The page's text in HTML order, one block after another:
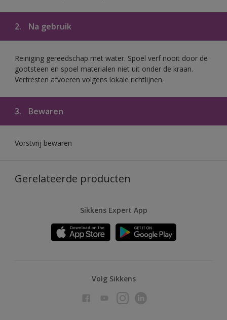
2. Na gebruik
Reiniging gereedschap met water. Spoel verf nooit door de
gootsteen en spoel materialen niet uit onder de kraan.
Verfresten afvoeren volgens lokale richtlijnen.
3. Bewaren
Vorstvrij bewaren
Gerelateerde producten
Sikkens Expert App
Volg Sikkens